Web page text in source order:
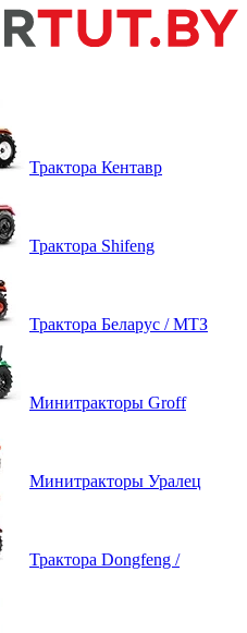
Трактора Кентавр
Трактора Shifeng
Трактора Беларус / МТЗ
Минитракторы Groff
Минитракторы Уралец
Трактора Dongfeng /